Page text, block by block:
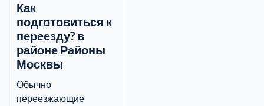
Как
подготовиться к
переезду? в
районе Районы
Москвы
Обычно
переезжающие